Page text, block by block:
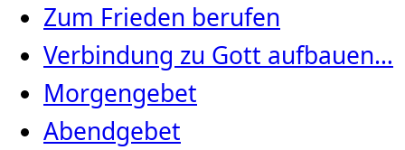
Zum Frieden berufen
Verbindung zu Gott aufbauen…
Morgengebet
Abendgebet